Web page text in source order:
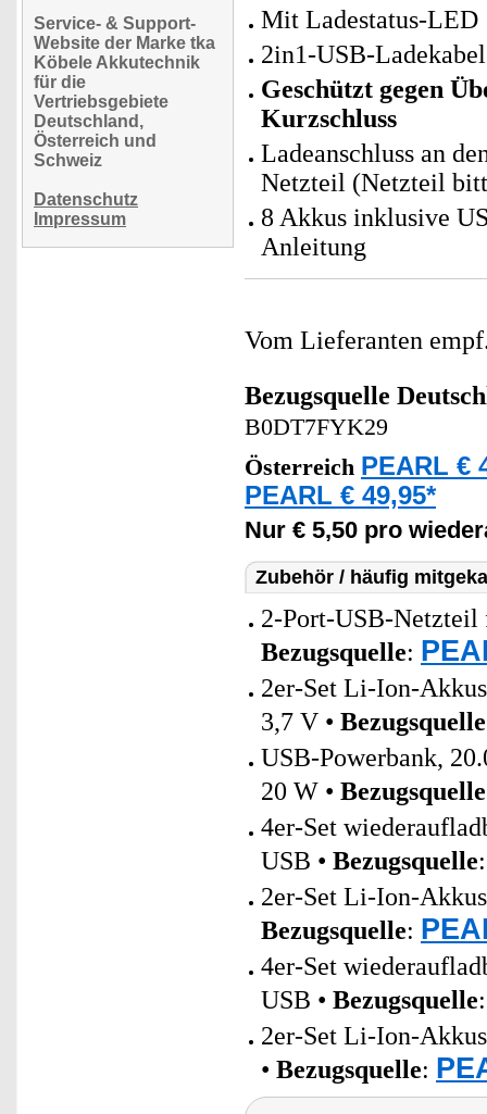
Service- & Support-
Website der Marke tka
Köbele Akkutechnik
für die
Vertriebsgebiete
Deutschland,
Österreich und
Schweiz
Datenschutz
Impressum
Mit Ladestatus-LED
2in1-USB-
Geschützt gegen
Kurzschluss
Ladeanschluss an
Netzteil (Netzteil
8 Akkus inklusive
Anleitung
Vom Lieferanten
Bezugsquelle
B0DT7FYK29
Österreich PEARL €
PEARL € 49,95*
Nur € 5,50 pro
Zubehör / häufig
2-Port-USB-Netzteil
Bezugsquelle:
2er-Set Li-Ion-
3,7 V • Bezugsquelle
USB-Powerbank,
20 W • Bezugsquelle
4er-Set
USB • Bezugsquelle
2er-Set Li-Ion-
Bezugsquelle:
4er-Set
USB • Bezugsquelle
2er-Set Li-Ion-
• Bezugsquelle: